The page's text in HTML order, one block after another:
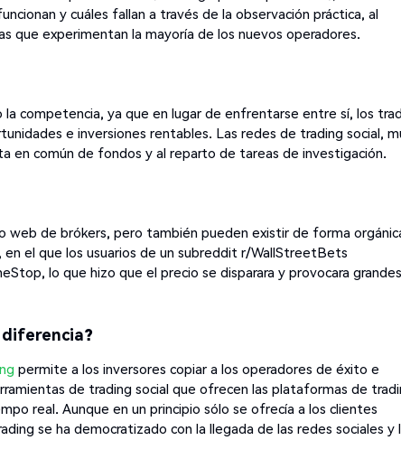
y cuáles fallan a través de la observación práctica, al
que experimentan la mayoría de los nuevos operadores.
la competencia, ya que en lugar de enfrentarse entre sí, los
e inversiones rentables. Las redes de trading social,
en común de fondos y al reparto de tareas de investigación.
web de brókers, pero también pueden existir de forma
el que los usuarios de un subreddit r/WallStreetBets
lo que hizo que el precio se disparara y provocara grandes
permite a los inversores copiar a los operadores de éxito e
de trading social que ofrecen las plataformas de
real. Aunque en un principio sólo se ofrecía a los clientes
se ha democratizado con la llegada de las redes sociales y